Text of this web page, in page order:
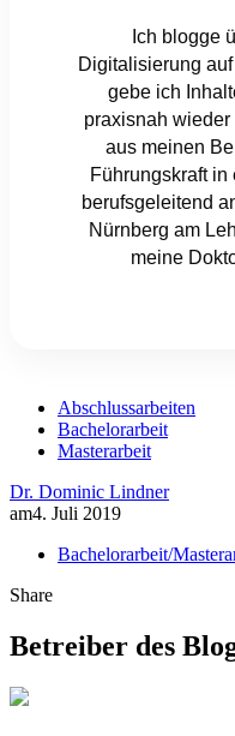
Ich blogge
Digitalisierung
gebe ich
praxisnah
aus meinen
Führungskraft
berufsgeleitend
Nürnberg am
meine
Abschlussarbeiten
Bachelorarbeit
Masterarbeit
Dr. Dominic Lindner
am4. Juli 2019
Bachelorarbeit/
Share
Betreiber des